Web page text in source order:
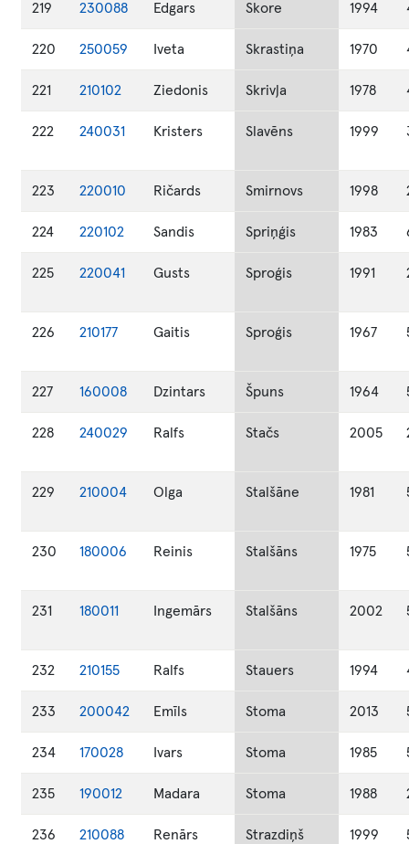
219 230088 Edgars Skore 1994
220 250059 Iveta Skrastiņa 1970
221 210102 Ziedonis Skrivļa 1978
222 240031 Kristers Slavēns 1999
223 220010 Ričards Smirnovs 1998
224 220102 Sandis Spriņģis 1983
225 220041 Gusts Sproģis 1991
226 210177 Gaitis Sproģis 1967
227 160008 Dzintars Špuns 1964
228 240029 Ralfs Stačs 2005
229 210004 Olga Stalšāne 1981
230 180006 Reinis Stalšāns 1975
231 180011 Ingemārs Stalšāns 2002
232 210155 Ralfs Stauers 1994
233 200042 Emīls Stoma 2013
234 170028 Ivars Stoma 1985
235 190012 Madara Stoma 1988
236 210088 Renārs Strazdiņš 1999